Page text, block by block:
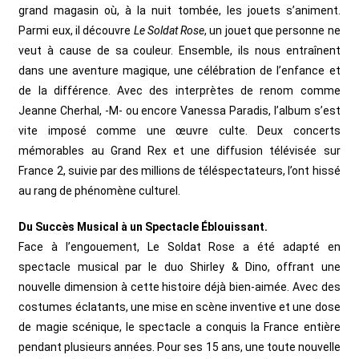
grand magasin où, à la nuit tombée, les jouets s’animent.
Parmi eux, il découvre Le Soldat Rose, un jouet que personne ne
veut à cause de sa couleur. Ensemble, ils nous entraînent
dans une aventure magique, une célébration de l’enfance et
de la différence.Avec des interprètes de renom comme
Jeanne Cherhal, -M- ou encore Vanessa Paradis, l’album s’est
vite imposé comme une œuvre culte. Deux concerts
mémorables au Grand Rex et une diffusion télévisée sur
France 2, suivie par des millions de téléspectateurs, l’ont hissé
au rang de phénomène culturel.
Du Succès Musical à un Spectacle Éblouissant.
Face à l’engouement, Le Soldat Rose a été adapté en
spectacle musical par le duo Shirley & Dino, offrant une
nouvelle dimension à cette histoire déjà bien-aimée. Avec des
costumes éclatants, une mise en scène inventive et une dose
de magie scénique, le spectacle a conquis la France entière
pendant plusieurs années. Pour ses 15 ans, une toute nouvelle